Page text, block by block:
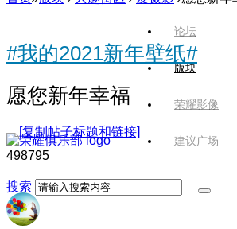
论坛
版块
荣耀影像
建议广场
搜索
#我的2021新年壁纸#
愿您新年幸福
[复制帖子标题和链接]
498795